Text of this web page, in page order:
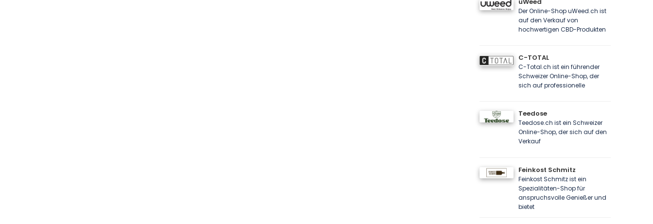
Der Online-Shop uWeed.ch ist
auf den Verkauf von
hochwertigen CBD-Produkten
C-TOTAL
C-Total.ch ist ein führender
Schweizer Online-Shop, der
sich auf professionelle
Teedose
Teedose.ch ist ein Schweizer
Online-Shop, der sich auf den
Verkauf
Feinkost Schmitz
Feinkost Schmitz ist ein
Spezialitäten-Shop für
anspruchsvolle Genießer und
bietet